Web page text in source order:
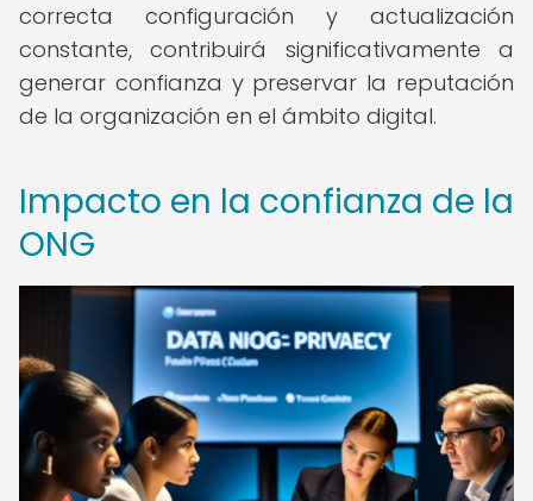
correcta configuración y actualización
constante, contribuirá significativamente a
generar confianza y preservar la reputación
de la organización en el ámbito digital.
Impacto en la confianza de la
ONG